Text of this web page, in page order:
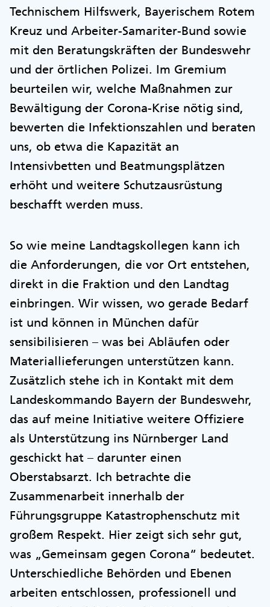
Technischem Hilfswerk, Bayerischem Rotem
Kreuz und Arbeiter-Samariter-Bund sowie
mit den Beratungskräften der Bundeswehr
und der örtlichen Polizei. Im Gremium
beurteilen wir, welche Maßnahmen zur
Bewältigung der Corona-Krise nötig sind,
bewerten die Infektionszahlen und beraten
uns, ob etwa die Kapazität an
Intensivbetten und Beatmungsplätzen
erhöht und weitere Schutzausrüstung
beschafft werden muss.
So wie meine Landtagskollegen kann ich
die Anforderungen, die vor Ort entstehen,
direkt in die Fraktion und den Landtag
einbringen. Wir wissen, wo gerade Bedarf
ist und können in München dafür
sensibilisieren – was bei Abläufen oder
Materiallieferungen unterstützen kann.
Zusätzlich stehe ich in Kontakt mit dem
Landeskommando Bayern der Bundeswehr,
das auf meine Initiative weitere Offiziere
als Unterstützung ins Nürnberger Land
geschickt hat – darunter einen
Oberstabsarzt. Ich betrachte die
Zusammenarbeit innerhalb der
Führungsgruppe Katastrophenschutz mit
großem Respekt. Hier zeigt sich sehr gut,
was „Gemeinsam gegen Corona“ bedeutet.
Unterschiedliche Behörden und Ebenen
arbeiten entschlossen, professionell und